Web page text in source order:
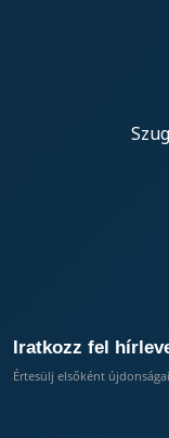
Iratkozz fel
Értesülj elsőként